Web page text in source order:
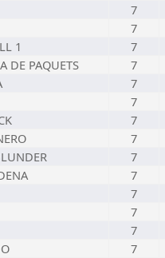
7
7
1
7
DE PAQUETS
7
7
7
7
7
7
7
7
7
7
7